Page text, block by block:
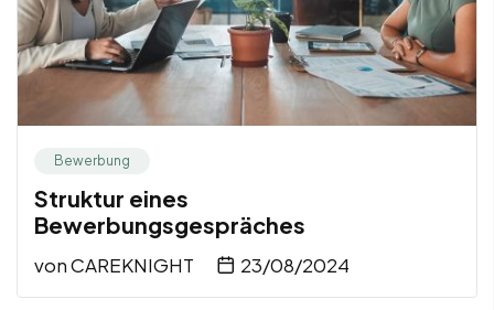
Bewerbung
Struktur eines
Bewerbungsgespräches
vonCAREKNIGHT 23/08/2024